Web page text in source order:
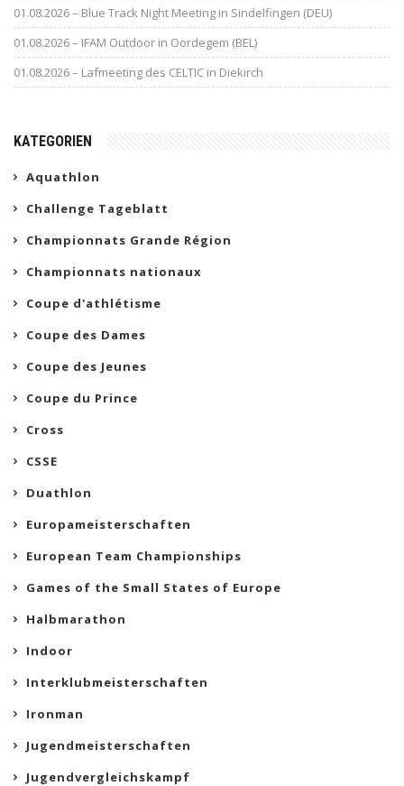
01.08.2026 – Blue Track Night Meeting in Sindelfingen (DEU)
01.08.2026 – IFAM Outdoor in Oordegem (BEL)
01.08.2026 – Lafmeeting des CELTIC in Diekirch
KATEGORIEN
Aquathlon
Challenge Tageblatt
Championnats Grande Région
Championnats nationaux
Coupe d'athlétisme
Coupe des Dames
Coupe des Jeunes
Coupe du Prince
Cross
CSSE
Duathlon
Europameisterschaften
European Team Championships
Games of the Small States of Europe
Halbmarathon
Indoor
Interklubmeisterschaften
Ironman
Jugendmeisterschaften
Jugendvergleichskampf